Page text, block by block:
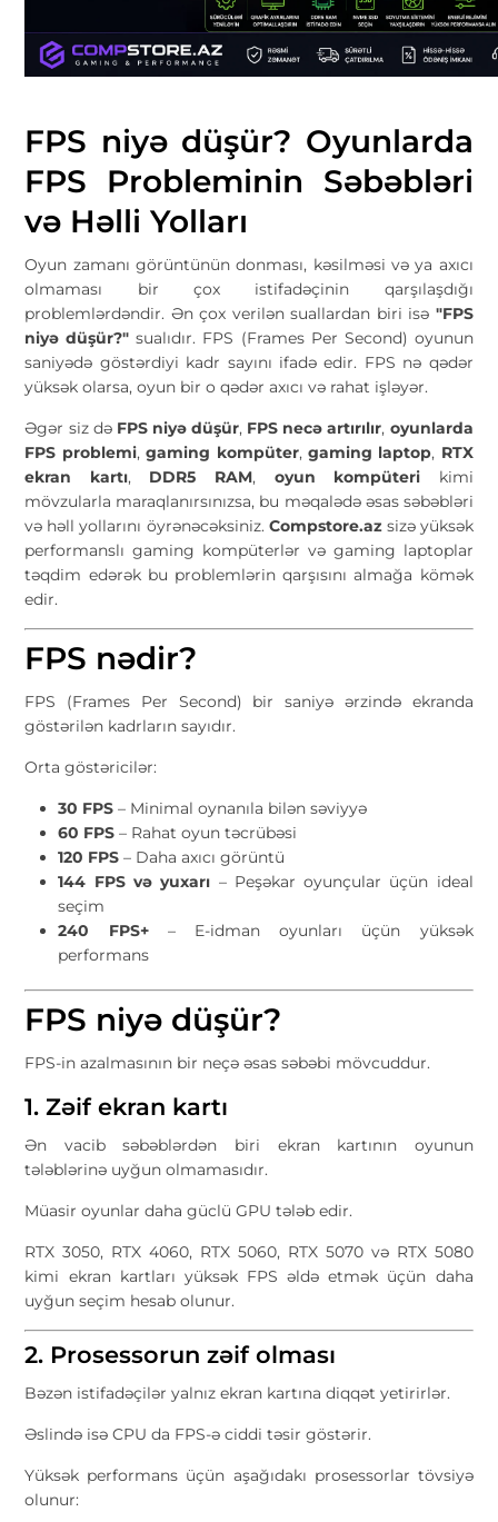
FPS niyə düşür? Oyunlarda
FPS Probleminin Səbəbləri
və Həlli Yolları
Oyun zamanı görüntünün donması, kəsilməsi və ya axıcı
olmaması bir çox istifadəçinin qarşılaşdığı
problemlərdəndir. Ən çox verilən suallardan biri isə "FPS
niyə düşür?" sualıdır. FPS (Frames Per Second) oyunun
saniyədə göstərdiyi kadr sayını ifadə edir. FPS nə qədər
yüksək olarsa, oyun bir o qədər axıcı və rahat işləyər.
Əgər siz də FPS niyə düşür, FPS necə artırılır, oyunlarda
FPS problemi,gaming kompüter, gaming laptop, RTX
ekran kartı, DDR5 RAM, oyun kompüteri kimi
mövzularla maraqlanırsınızsa, bu məqalədə əsas səbəbləri
və həll yollarını öyrənəcəksiniz. Compstore.azsizə yüksək
performanslı gaming kompüterlər və gaming laptoplar
təqdim edərək bu problemlərin qarşısını almağa kömək
edir.
FPS nədir?
FPS (Frames Per Second) bir saniyə ərzində ekranda
göstərilən kadrların sayıdır.
Orta göstəricilər:
30 FPS – Minimal oynanıla bilən səviyyə
60 FPS – Rahat oyun təcrübəsi
120 FPS – Daha axıcı görüntü
144 FPS və yuxarı – Peşəkar oyunçular üçün ideal
seçim
240 FPS+– E-idman oyunları üçün yüksək
performans
FPS niyə düşür?
FPS-in azalmasının bir neçə əsas səbəbi mövcuddur.
1. Zəif ekran kartı
Ən vacib səbəblərdən biri ekran kartının oyunun
tələblərinə uyğun olmamasıdır.
Müasir oyunlar daha güclü GPU tələb edir.
RTX 3050, RTX 4060, RTX 5060, RTX 5070 və RTX 5080
kimi ekran kartları yüksək FPS əldə etmək üçün daha
uyğun seçim hesab olunur.
2. Prosessorun zəif olması
Bəzən istifadəçilər yalnız ekran kartına diqqət yetirirlər.
Əslində isə CPU da FPS-ə ciddi təsir göstərir.
Yüksək performans üçün aşağıdakı prosessorlar tövsiyə
olunur: